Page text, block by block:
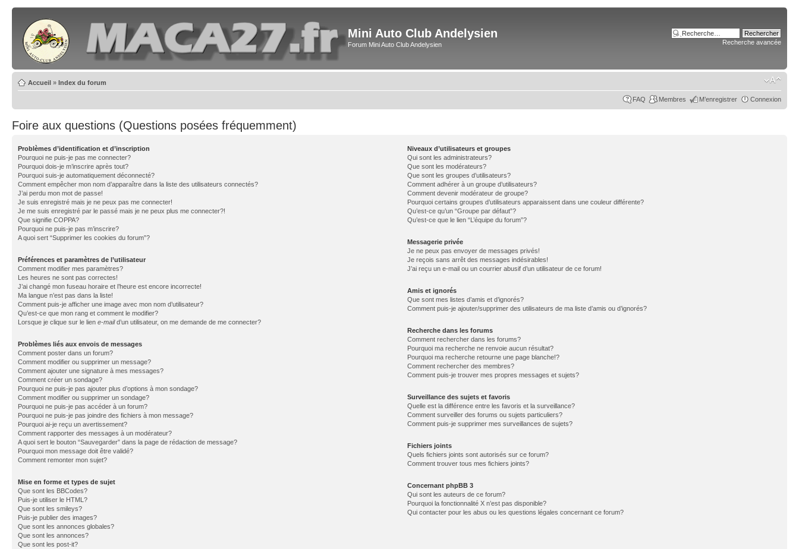
Mini Auto Club Andelysien
Forum Mini Auto Club Andelysien Recherche avancée
Accueil » Index du forum
FAQ Membres M’enregistrer Connexion
Foire aux questions (Questions posées fréquemment)
Problèmes d’identification et d’inscription
Pourquoi ne puis-je pas me connecter?
Pourquoi dois-je m’inscrire après tout?
Pourquoi suis-je automatiquement déconnecté?
Comment empêcher mon nom d’apparaître dans la liste des utilisateurs connectés?
J’ai perdu mon mot de passe!
Je suis enregistré mais je ne peux pas me connecter!
Je me suis enregistré par le passé mais je ne peux plus me connecter?!
Que signifie COPPA?
Pourquoi ne puis-je pas m’inscrire?
A quoi sert “Supprimer les cookies du forum”?
Préférences et paramètres de l’utilisateur
Comment modifier mes paramètres?
Les heures ne sont pas correctes!
J’ai changé mon fuseau horaire et l’heure est encore incorrecte!
Ma langue n’est pas dans la liste!
Comment puis-je afficher une image avec mon nom d’utilisateur?
Qu’est-ce que mon rang et comment le modifier?
Lorsque je clique sur le lien e-maild’un utilisateur, on me demande de me connecter?
Problèmes liés aux envois de messages
Comment poster dans un forum?
Comment modifier ou supprimer un message?
Comment ajouter une signature à mes messages?
Comment créer un sondage?
Pourquoi ne puis-je pas ajouter plus d’options à mon sondage?
Comment modifier ou supprimer un sondage?
Pourquoi ne puis-je pas accéder à un forum?
Pourquoi ne puis-je pas joindre des fichiers à mon message?
Pourquoi ai-je reçu un avertissement?
Comment rapporter des messages à un modérateur?
A quoi sert le bouton “Sauvegarder” dans la page de rédaction de message?
Pourquoi mon message doit être validé?
Comment remonter mon sujet?
Mise en forme et types de sujet
Que sont les BBCodes?
Puis-je utiliser le HTML?
Que sont les smileys?
Puis-je publier des images?
Que sont les annonces globales?
Que sont les annonces?
Que sont les post-it?
Niveaux d’utilisateurs et groupes
Qui sont les administrateurs?
Que sont les modérateurs?
Que sont les groupes d’utilisateurs?
Comment adhérer à un groupe d’utilisateurs?
Comment devenir modérateur de groupe?
Pourquoi certains groupes d’utilisateurs apparaissent dans une couleur différente?
Qu’est-ce qu’un “Groupe par défaut”?
Qu’est-ce que le lien “L’équipe du forum”?
Messagerie privée
Je ne peux pas envoyer de messages privés!
Je reçois sans arrêt des messages indésirables!
J’ai reçu un e-mail ou un courrier abusif d’un utilisateur de ce forum!
Amis et ignorés
Que sont mes listes d’amis et d’ignorés?
Comment puis-je ajouter/supprimer des utilisateurs de ma liste d’amis ou d’ignorés?
Recherche dans les forums
Comment rechercher dans les forums?
Pourquoi ma recherche ne renvoie aucun résultat?
Pourquoi ma recherche retourne une page blanche!?
Comment rechercher des membres?
Comment puis-je trouver mes propres messages et sujets?
Surveillance des sujets et favoris
Quelle est la différence entre les favoris et la surveillance?
Comment surveiller des forums ou sujets particuliers?
Comment puis-je supprimer mes surveillances de sujets?
Fichiers joints
Quels fichiers joints sont autorisés sur ce forum?
Comment trouver tous mes fichiers joints?
Concernant phpBB 3
Qui sont les auteurs de ce forum?
Pourquoi la fonctionnalité X n’est pas disponible?
Qui contacter pour les abus ou les questions légales concernant ce forum?